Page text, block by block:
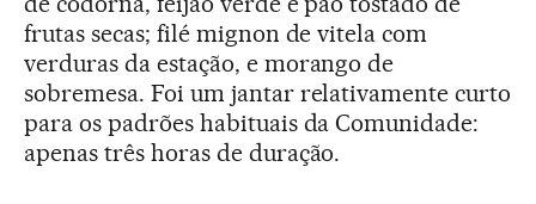
frutas secas; filé mignon de vitela com
verduras da estação, e morango de
sobremesa. Foi um jantar relativamente curto
para os padrões habituais da Comunidade:
apenas três horas de duração.